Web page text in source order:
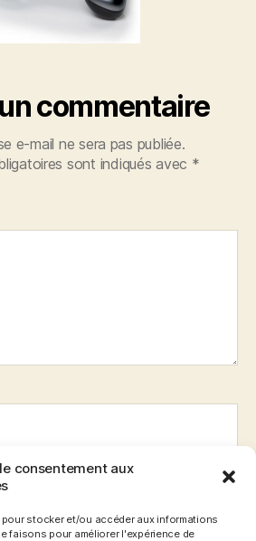
consentement aux
stocker et/ou accéder aux informations
faisons pour améliorer l'expérience de
commentaire
e-mail ne sera pas publiée.
sont indiqués avec *